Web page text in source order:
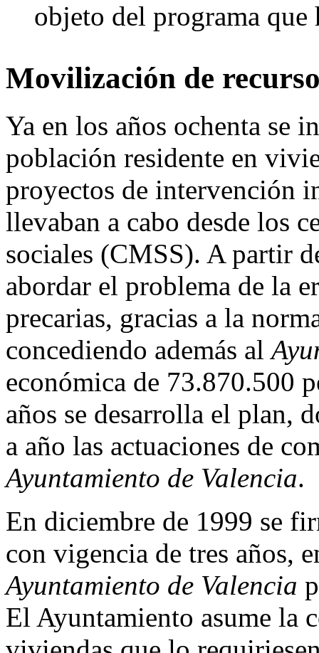
objeto del programa
Movilización de
Ya en los años ochenta se
población residente en
proyectos de intervención
llevaban a cabo desde los
sociales (CMSS). A partir
abordar el problema de la
precarias, gracias a la
concediendo además al
económica de 73.870.500
años se desarrolla el plan,
a año las actuaciones de
Ayuntamiento de Valencia.
En diciembre de 1999 se
con vigencia de tres años,
Ayuntamiento de Valencia
El Ayuntamiento asume la